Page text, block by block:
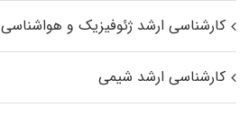
کارشناسی ارشد ژئوفیزیک و هواشناسی
کارشناسی ارشد شیمی